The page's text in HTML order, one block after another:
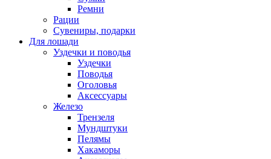
Ремни
Рации
Сувениры, подарки
Для лошади
Уздечки и поводья
Уздечки
Поводья
Оголовья
Аксессуары
Железо
Трензеля
Мундштуки
Пелямы
Хакаморы